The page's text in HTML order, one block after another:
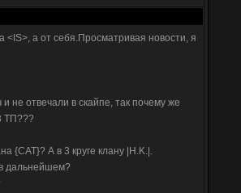
<IS>, а от себя.Просматривая новости, я
не отвечали в скайпе, так почему же
ТП???
{CAT}? А в 3 круге клану |H.K.|.
дальнейшем?